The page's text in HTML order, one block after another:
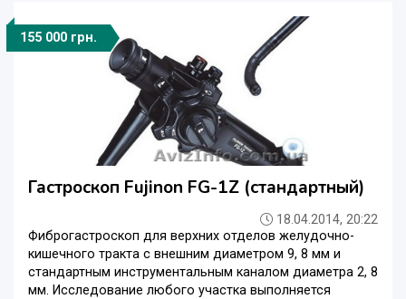
155 000 грн.
Гастроскоп Fujinon FG-1Z (стандартный)
18.04.2014, 20:22
Фиброгастроскоп для верхних отделов желудочно-
кишечного тракта с внешним диаметром 9, 8 мм и
стандартным инструментальным каналом диаметра 2, 8
мм. Исследование любого участка выполняется